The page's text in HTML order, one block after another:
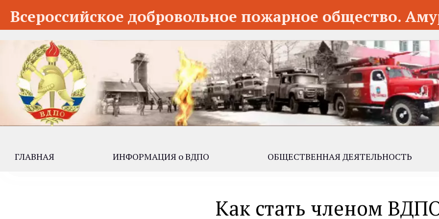
Всероссийское добровольное пожарное общество.
ГЛАВНАЯ ИНФОРМАЦИЯ о ВДПО ОБЩЕСТВЕННАЯ ДЕЯТЕЛЬНОСТЬ
Как стать членом